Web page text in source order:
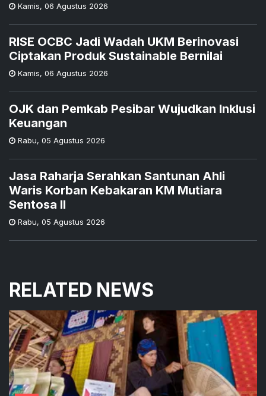
Kamis, 06 Agustus 2026
RISE OCBC Jadi Wadah UKM Berinovasi
Ciptakan Produk Sustainable Bernilai
Kamis, 06 Agustus 2026
OJK dan Pemkab Pesibar Wujudkan Inklusi
Keuangan
Rabu, 05 Agustus 2026
Jasa Raharja Serahkan Santunan Ahli
Waris Korban Kebakaran KM Mutiara
Sentosa II
Rabu, 05 Agustus 2026
RELATED NEWS